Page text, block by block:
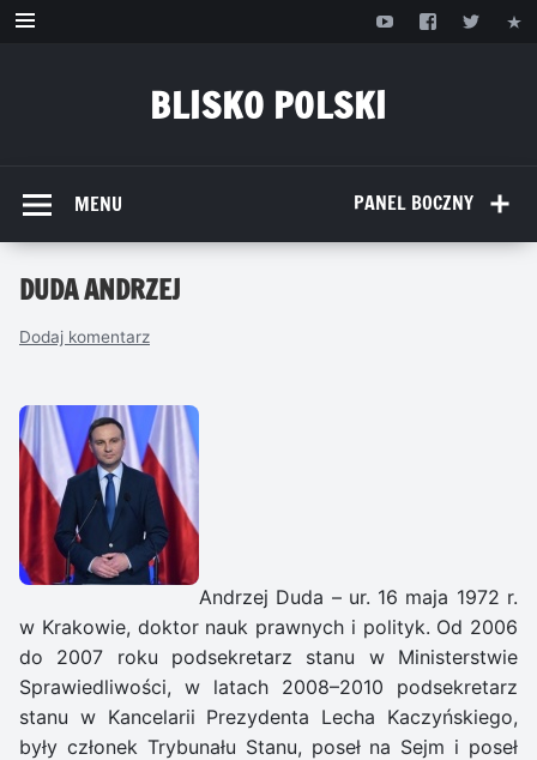
Przejdź
BLISKO POLSKI
PANEL BOCZNY
MENU
DUDA ANDRZEJ
Dodaj komentarz
Andrzej Duda – ur. 16 maja 1972 r.
w Krakowie, doktor nauk prawnych i polityk. Od 2006
do 2007 roku podsekretarz stanu w Ministerstwie
Sprawiedliwości, w latach 2008–2010 podsekretarz
stanu w Kancelarii Prezydenta Lecha Kaczyńskiego,
były członek Trybunału Stanu, poseł na Sejm i poseł